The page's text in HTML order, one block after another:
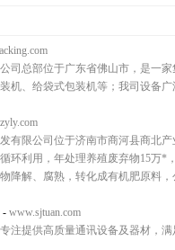
司总部位于广东省佛山市，是一
机、给袋式包装机等；我司设备
有限公司位于济南市商河县商北
环利用，年处理养殖废弃物15万
降解、腐熟，转化成有机肥原料
- www.sjtuan.com
注提供高质量通讯设备及器材，